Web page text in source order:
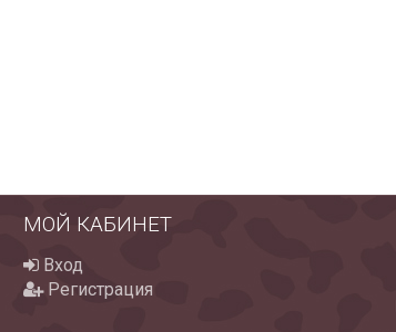
МОЙ КАБИНЕТ
Вход
Регистрация